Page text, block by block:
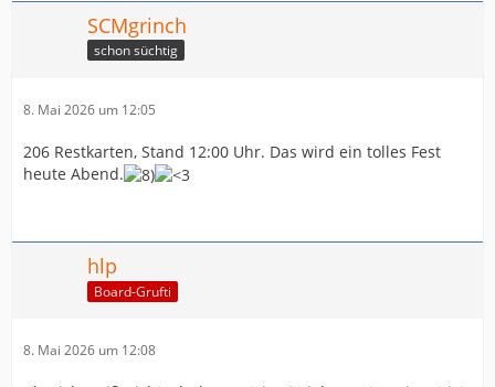
SCMgrinch
schon süchtig
8. Mai 2026 um 12:05
206 Restkarten, Stand 12:00 Uhr. Das wird ein tolles Fest
heute Abend.
hlp
Board-Grufti
8. Mai 2026 um 12:08